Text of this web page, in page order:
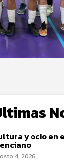
y ocio en
4, 2026